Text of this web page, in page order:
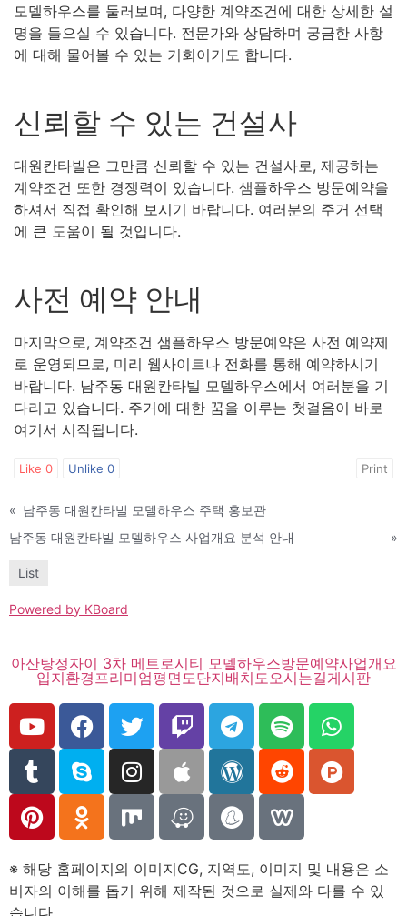
모델하우스를 둘러보며, 다양한 계약조건에 대한 상세한 설
명을 들으실 수 있습니다. 전문가와 상담하며 궁금한 사항
에 대해 물어볼 수 있는 기회이기도 합니다.
신뢰할 수 있는 건설사
대원칸타빌은 그만큼 신뢰할 수 있는 건설사로, 제공하는
계약조건 또한 경쟁력이 있습니다. 샘플하우스 방문예약을
하셔서 직접 확인해 보시기 바랍니다. 여러분의 주거 선택
에 큰 도움이 될 것입니다.
사전 예약 안내
마지막으로, 계약조건 샘플하우스 방문예약은 사전 예약제
로 운영되므로, 미리 웹사이트나 전화를 통해 예약하시기
바랍니다. 남주동 대원칸타빌 모델하우스에서 여러분을 기
다리고 있습니다. 주거에 대한 꿈을 이루는 첫걸음이 바로
여기서 시작됩니다.
Like 0 Unlike 0 Print
« 남주동 대원칸타빌 모델하우스 주택 홍보관
남주동 대원칸타빌 모델하우스 사업개요 분석 안내
»
List
Powered by KBoard
아산탕정자이 3차 메트로시티 모델하우스방문예약사업개요
입지환경프리미엄평면도단지배치도오시는길게시판
※ 해당 홈페이지의 이미지CG, 지역도, 이미지 및 내용은 소
비자의 이해를 돕기 위해 제작된 것으로 실제와 다를 수 있